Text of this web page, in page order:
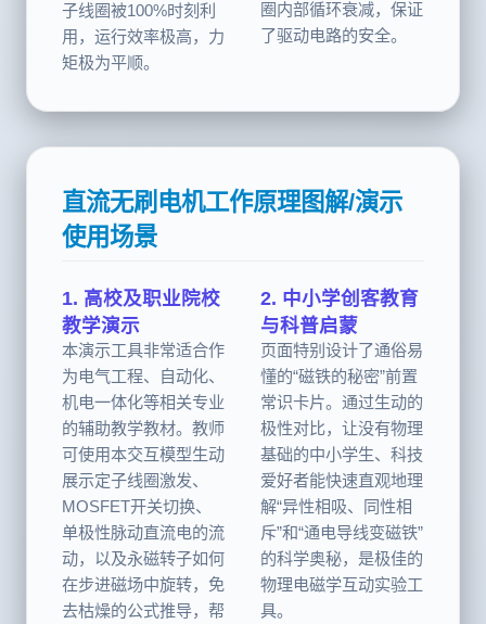
相正弦波交流电），定
子线圈被100%时刻利
用，运行效率极高，力
电流可以在二极管和线
圈内部循环衰减，保证
直流无刷电机工作原理图解/演示
1. 高校及职业院校
教学演示
本演示工具非常适合作
为电气工程、自动化、
机电一体化等相关专业
的辅助教学教材。教师
可使用本交互模型生动
展示定子线圈激发、
MOSFET开关切换、
单极性脉动直流电的流
动，以及永磁转子如何
在步进磁场中旋转，免
2. 中小学创客教育
与科普启蒙
页面特别设计了通俗易
懂的“磁铁的秘密”前置
常识卡片。通过生动的
极性对比，让没有物理
基础的中小学生、科技
爱好者能快速直观地理
解“异性相吸、同性相
斥”和“通电导线变磁铁”
的科学奥秘，是极佳的
物理电磁学互动实验工